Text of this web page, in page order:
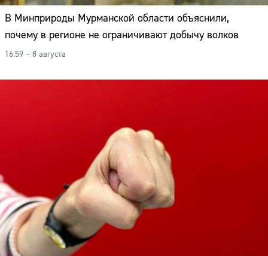
В Минприроды Мурманской области объяснили,
почему в регионе не ограничивают добычу волков
16:59 – 8 августа